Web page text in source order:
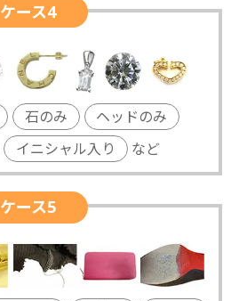
ケース4
石のみ
ヘッドのみ
イニシャル入り など
ケース5